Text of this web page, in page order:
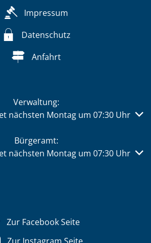
Impressum
Datenschutz
Anfahrt
Verwaltung:
Öffnungs- oder Schließzeiten
nächsten Montag um 07:30 Uhr
Bürgeramt:
Öffnungs- oder Schließzeiten
nächsten Montag um 07:30 Uhr
Zur Facebook Seite